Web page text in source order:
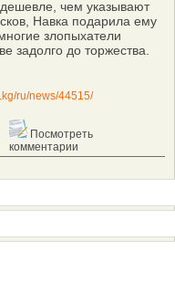
дешевле, чем указывают
Навка подарила ему
злопыхатели
задолго до торжества.
ru/news/44515/
Посмотреть
комментарии